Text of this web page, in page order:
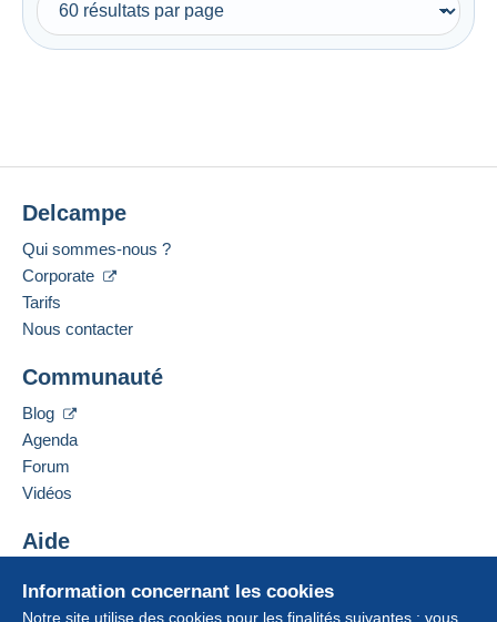
Information concernant les cookies
Notre site utilise des cookies pour les finalités suivantes : vous
Delcampe
Qui sommes-nous ?
Corporate
Tarifs
Nous contacter
Communauté
Blog
Agenda
Forum
Vidéos
Aide
Acheter sur Delcampe